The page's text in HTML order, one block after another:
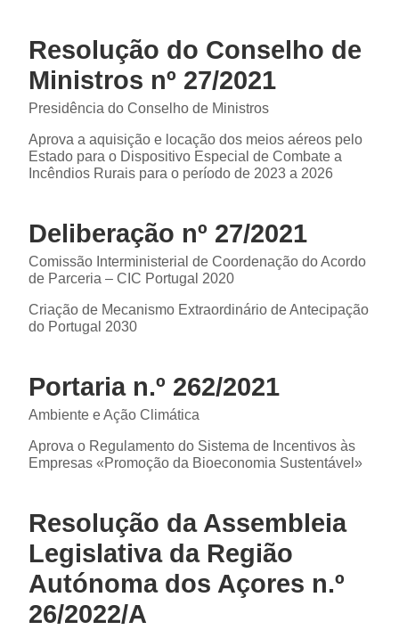
Resolução do Conselho de
Ministros nº 27/2021
Presidência do Conselho de Ministros
Aprova a aquisição e locação dos meios aéreos pelo
Estado para o Dispositivo Especial de Combate a
Incêndios Rurais para o período de 2023 a 2026
Deliberação nº 27/2021
Comissão Interministerial de Coordenação do Acordo
de Parceria – CIC Portugal 2020
Criação de Mecanismo Extraordinário de Antecipação
do Portugal 2030
Portaria n.º 262/2021
Ambiente e Ação Climática
Aprova o Regulamento do Sistema de Incentivos às
Empresas «Promoção da Bioeconomia Sustentável»
Resolução da Assembleia
Legislativa da Região
Autónoma dos Açores n.º
26/2022/A